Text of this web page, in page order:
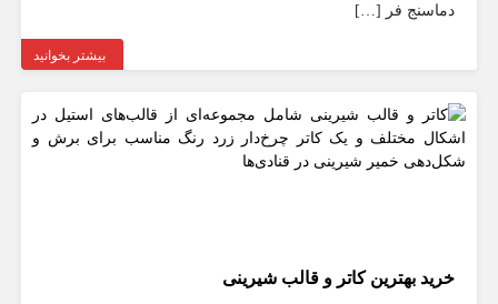
دماسنج فر […]
بیشتر بخوانید
خرید بهترین کاتر و قالب‌ شیرینی